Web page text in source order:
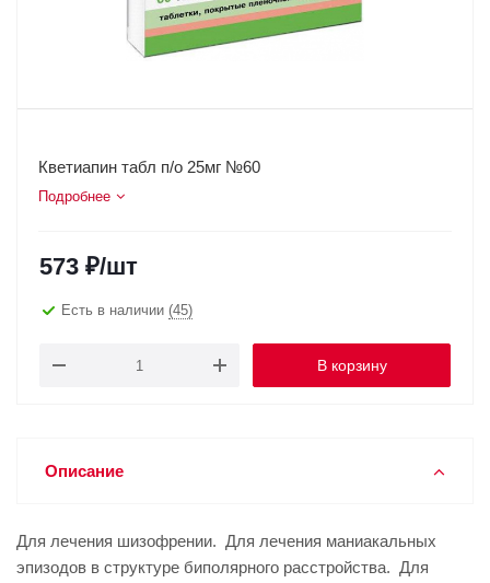
Кветиапин табл п/о 25мг №60
Подробнее
573 ₽/шт
Есть в наличии (45)
В корзину
Описание
Для лечения шизофрении. Для лечения маниакальных
эпизодов в структуре биполярного расстройства. Для